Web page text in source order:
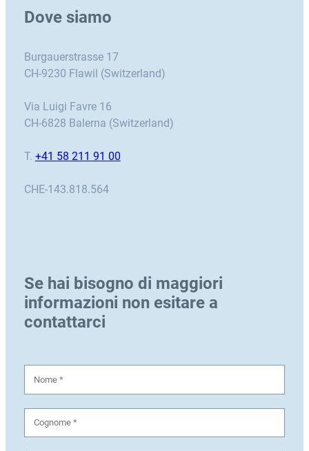
Dove siamo
Burgauerstrasse 17
CH-9230 Flawil (Switzerland)
Via Luigi Favre 16
CH-6828 Balerna (Switzerland)
T. +41 58 211 91 00
CHE-143.818.564
Se hai bisogno di maggiori
informazioni non esitare a
contattarci